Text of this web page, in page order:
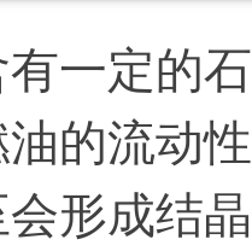
一定的
的流动
形成结